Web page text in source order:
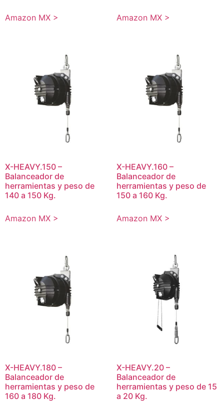
Amazon MX > Amazon MX >
X-HEAVY.150 –
Balanceador de
herramientas y peso de
140 a 150 Kg.
Amazon MX >
X-HEAVY.160 –
Balanceador de
herramientas y peso de
150 a 160 Kg.
Amazon MX >
X-HEAVY.180 –
Balanceador de
herramientas y peso de
160 a 180 Kg.
X-HEAVY.20 –
Balanceador de
herramientas y peso de 15
a 20 Kg.